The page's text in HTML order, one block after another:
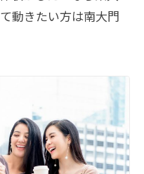
動きたい方は南大門